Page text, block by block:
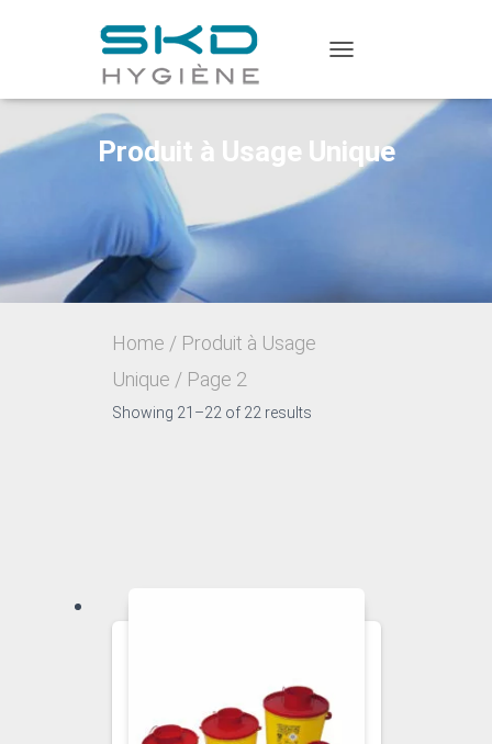
Produit à Usage Unique
Home / Produit à Usage
Unique / Page 2
Showing 21–22 of 22 results